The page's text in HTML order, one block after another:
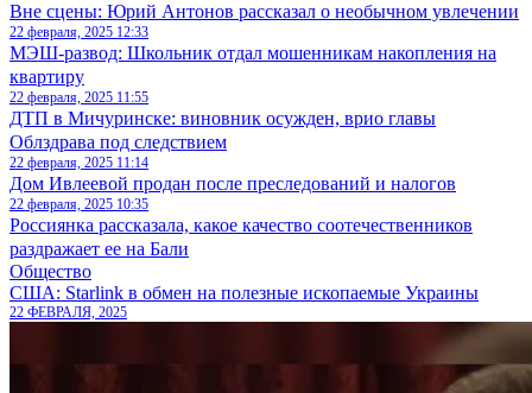
Вне сцены: Юрий Антонов рассказал о необычном увлечении
22 февраля, 2025 12:33
МЭШ-развод: Школьник отдал мошенникам накопления на
квартиру
22 февраля, 2025 11:55
ДТП в Мичуринске: виновник осужден, врио главы
Облздрава под следствием
22 февраля, 2025 11:14
Дом Ивлеевой продан после преследований и налогов
22 февраля, 2025 10:35
Россиянка рассказала, какое качество соотечественников
раздражает ее на Бали
Общество
США: Starlink в обмен на полезные ископаемые Украины
22 ФЕВРАЛЯ, 2025